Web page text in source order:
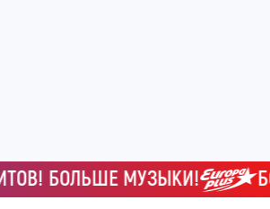
БОЛЬШЕ МУЗЫКИ!